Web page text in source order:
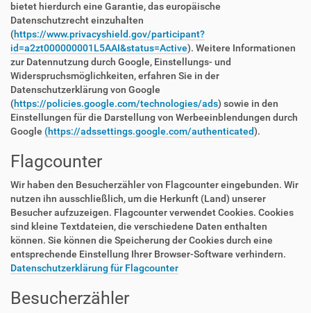
bietet hierdurch eine Garantie, das europäische
Datenschutzrecht einzuhalten
(https://www.privacyshield.gov/participant?
id=a2zt000000001L5AAI&status=Active). Weitere Informationen
zur Datennutzung durch Google, Einstellungs- und
Widerspruchsmöglichkeiten, erfahren Sie in der
Datenschutzerklärung von Google
(https://policies.google.com/technologies/ads) sowie in den
Einstellungen für die Darstellung von Werbeeinblendungen durch
Google (https://adssettings.google.com/authenticated).
Flagcounter
Wir haben den Besucherzähler von Flagcounter eingebunden. Wir
nutzen ihn ausschließlich, um die Herkunft (Land) unserer
Besucher aufzuzeigen. Flagcounter verwendet Cookies. Cookies
sind kleine Textdateien, die verschiedene Daten enthalten
können. Sie können die Speicherung der Cookies durch eine
entsprechende Einstellung Ihrer Browser-Software verhindern.
Datenschutzerklärung für Flagcounter
Besucherzähler